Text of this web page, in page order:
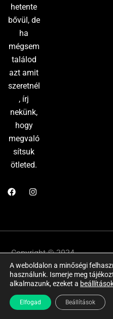
hetente
bővül, de
ha
mégsem
találod
azt amit
szeretnél
, írj
nekünk,
hogy
megvaló
sítsuk
ötleted.
Copyright © 2024
Website by:
Marketing Market–
Minden jog
fenntartva!
ÁSZF
A weboldalon a minőségi
használunk. Ismerje meg
alkalmazunk, ezeket a
Elfogad Beállítások